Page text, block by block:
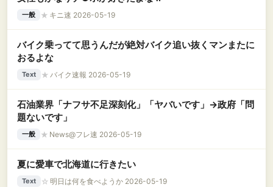
一般 ★ キニ速 2026-05-19
バイク乗ってて思うんだが絶対バイク追い抜くマンまたに
おるよな
Text ★ バイク速報 2026-05-19
石油業界「ナフサ不足深刻化」「ヤバいです」→政府「問
題ないです」
一般 ★ News@フレ速 2026-05-19
夏に愛車で北海道に行きたい
Text ☆ 明日は何を食べようか 2026-05-19